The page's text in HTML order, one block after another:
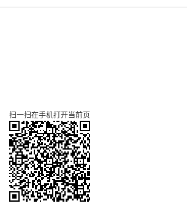
扫一扫在手机打开当前页